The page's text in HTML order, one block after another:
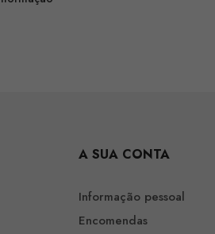
A SUA CONTA
Informação pessoal
Encomendas